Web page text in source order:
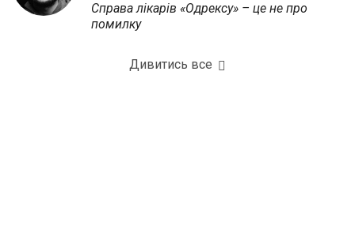
Справа лікарів «Одрексу» – це не про
помилку
Дивитись все